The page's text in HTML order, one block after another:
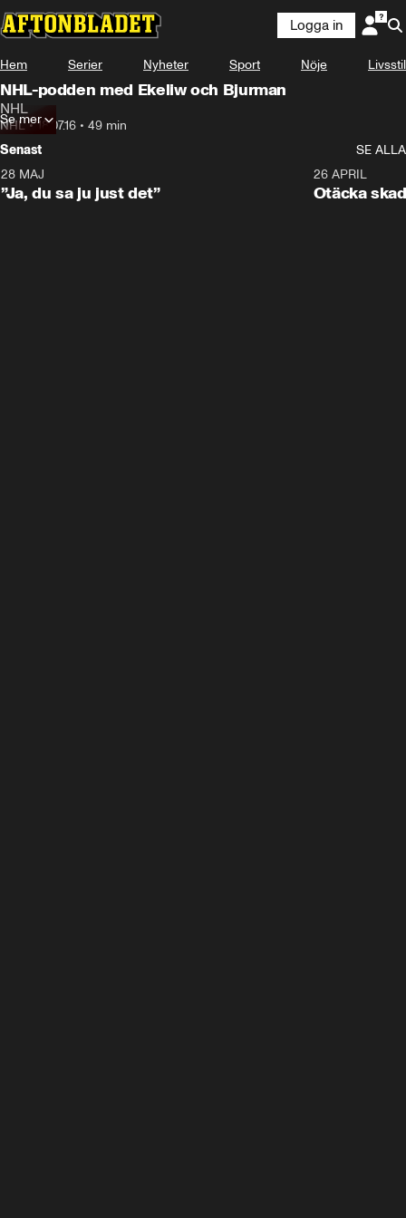
Logga in
Hem Serier Nyheter Sport Nöje Livsstil
NHL-podden med Ekeliw och Bjurman
NHL
NHL•18.07.16 • 49 min
Se mer
Senast
SE ALLA
28 MAJ
”Ja, du sa ju just det”
26 APRIL
Otäcka